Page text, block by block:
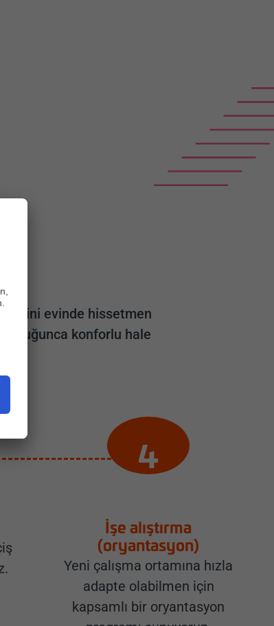
evinde hissetmen
olduğunca konforlu hale
İşe alıştırma
(oryantasyon)
Yeni çalışma ortamına hızla
adapte olabilmen için
kapsamlı bir oryantasyon